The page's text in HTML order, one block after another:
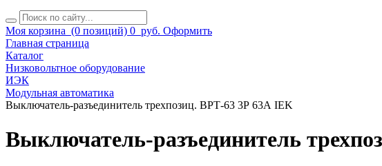
Моя корзина (0 позиций) 0 руб. Оформить
Главная страница
Каталог
Низковольтное оборудование
ИЭК
Модульная автоматика
Выключатель-разъединитель трехпозиц. ВРТ-63 3Р 63А IEK
Выключатель-разъединитель